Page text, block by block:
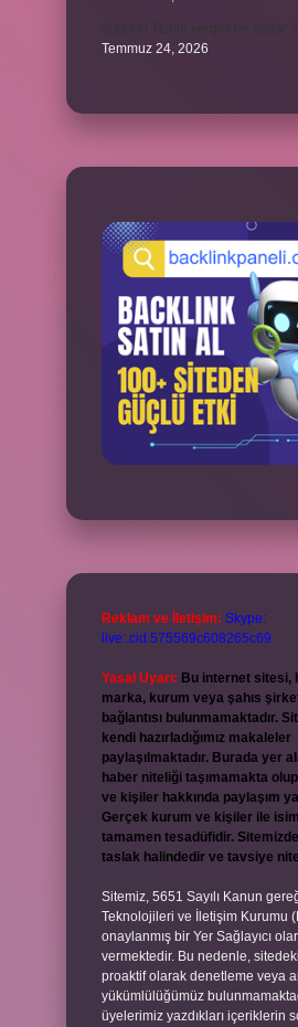
Temmuz 24, 2026
Reklam ve İletişim: Skype:
live:.cid.575569c608265c69
Yasal Uyarı: Bu internet sitesi,
marka, kurum veya şahıs
bağlantısı bulunmamaktadır.
kendi hazırladığımız makaleler
paylaşılmaktadır. Burada yer
haber niteliği taşımamakta
ve kişiler hakkında paylaşım
Gerçek kurum ve kişiler ile
tamamen tesadüfidir.
taslak halindedir ve tavsiye
Sitemiz, 5651 Sayılı Kanun
Teknolojileri ve İletişim Kurumu
onaylanmış bir Yer Sağlayıcı
vermektedir. Bu nedenle,
proaktif olarak denetleme veya
yükümlülüğümüz
üyelerimiz yazdıkları içeriklerin